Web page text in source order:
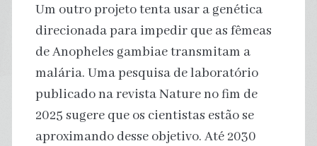
Um outro projeto tenta usar a genética
direcionada para impedir que as fêmeas
de Anopheles gambiae transmitam a
malária. Uma pesquisa de laboratório
publicado na revista Nature no fim de
2025 sugere que os cientistas estão se
aproximando desse objetivo. Até 2030